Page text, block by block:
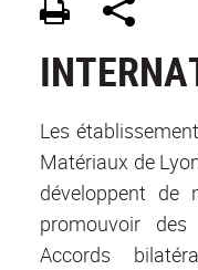
Les
Matériaux de
développent de
promouvoir des
Accords